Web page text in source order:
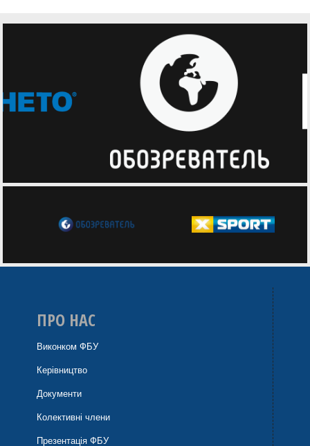
ПРО НАС
Виконком ФБУ
Керівництво
Документи
Колективні члени
Презентація ФБУ